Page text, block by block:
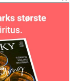
GODT KØB
og intens